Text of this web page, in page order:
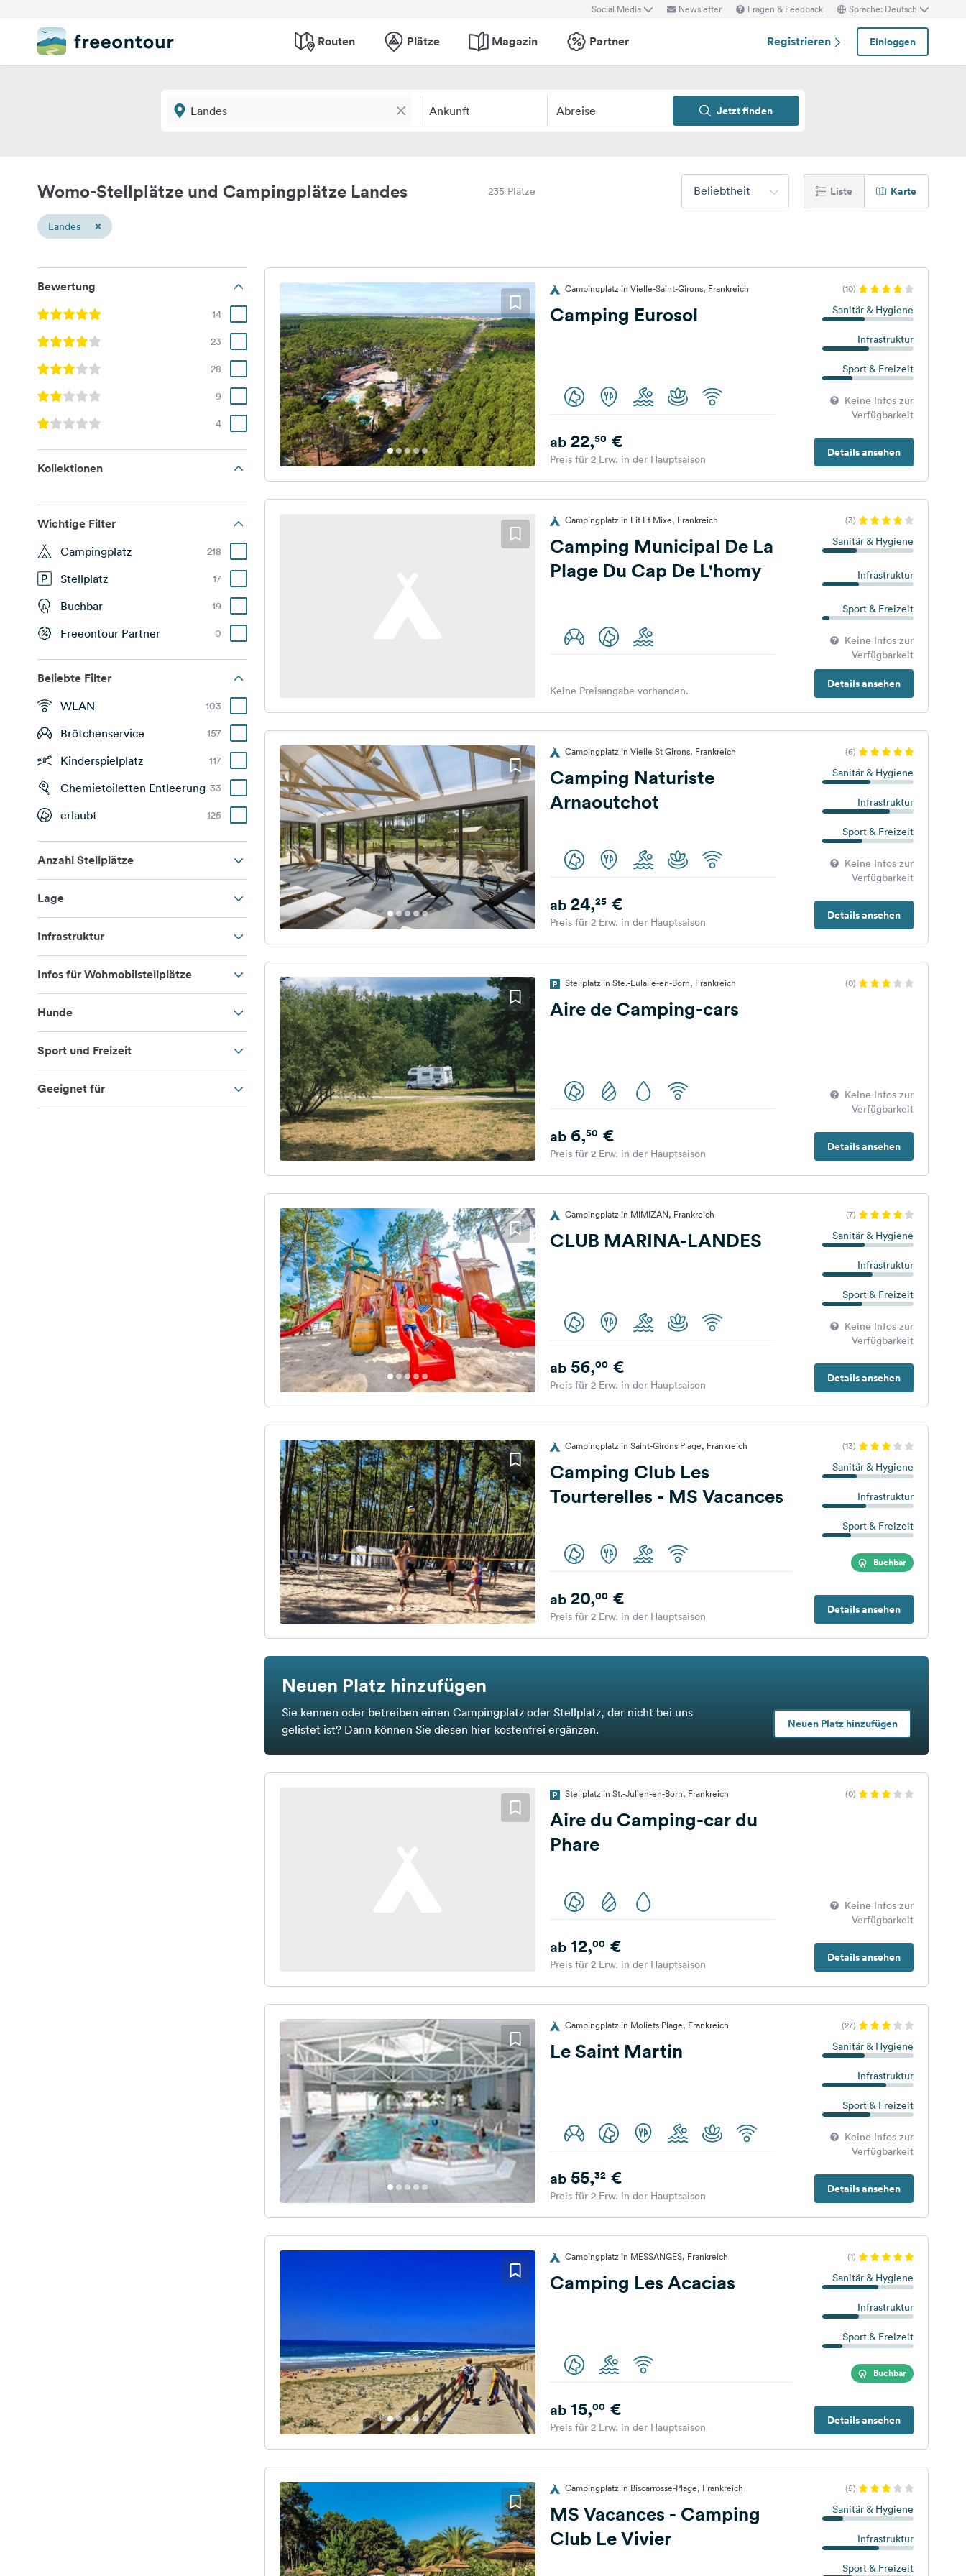
Social Media Newsletter Fragen & Feedback Sprache: Deutsch
Routen Plätze Magazin Partner Registrieren Einloggen
Ankunft Abreise Jetzt finden
Womo-Stellplätze und Campingplätze Landes 235 Plätze Beliebtheit Liste Karte
Landes ×
Bewertung
14
23
28
9
4
Kollektionen
Wichtige Filter
Campingplatz 218
Stellplatz 17
Buchbar 19
Freeontour Partner 0
Beliebte Filter
WLAN 103
Brötchenservice 157
Kinderspielplatz 117
Chemietoiletten Entleerung 33
erlaubt 125
Anzahl Stellplätze
Lage
Infrastruktur
Infos für Wohmobilstellplätze
Hunde
Sport und Freizeit
Geeignet für
Campingplatz in Vielle-Saint-Girons, Frankreich (10)
Camping Eurosol Sanitär & Hygiene
Infrastruktur
Sport & Freizeit
Keine Infos zur
Verfügbarkeit
Details ansehen
ab22,50€
Preis für 2 Erw. in der Hauptsaison
Campingplatz in Lit Et Mixe, Frankreich (3)
Camping Municipal De La
Plage Du Cap De L'homy
Sanitär & Hygiene
Infrastruktur
Sport & Freizeit
Keine Infos zur
Verfügbarkeit
Details ansehen
Keine Preisangabe vorhanden.
Campingplatz in Vielle St Girons, Frankreich (6)
Camping Naturiste
Arnaoutchot
Sanitär & Hygiene
Infrastruktur
Sport & Freizeit
Keine Infos zur
Verfügbarkeit
Details ansehen
ab24,25€
Preis für 2 Erw. in der Hauptsaison
Stellplatz in Ste.-Eulalie-en-Born, Frankreich (0)
Aire de Camping-cars
Keine Infos zur
Verfügbarkeit
Details ansehen
ab6,50€
Preis für 2 Erw. in der Hauptsaison
Campingplatz in MIMIZAN, Frankreich (7)
CLUB MARINA-LANDES Sanitär & Hygiene
Infrastruktur
Sport & Freizeit
Keine Infos zur
Verfügbarkeit
Details ansehen
ab56,00€
Preis für 2 Erw. in der Hauptsaison
Campingplatz in Saint-Girons Plage, Frankreich (13)
Camping Club Les
Tourterelles - MS Vacances
Sanitär & Hygiene
Infrastruktur
Sport & Freizeit
Buchbar
Details ansehen
ab20,00€
Preis für 2 Erw. in der Hauptsaison
Neuen Platz hinzufügen
Sie kennen oder betreiben einen Campingplatz oder Stellplatz, der nicht bei uns
gelistet ist? Dann können Sie diesen hier kostenfrei ergänzen.
Neuen Platz hinzufügen
Stellplatz in St.-Julien-en-Born, Frankreich (0)
Aire du Camping-car du
Phare
Keine Infos zur
Verfügbarkeit
Details ansehen
ab12,00€
Preis für 2 Erw. in der Hauptsaison
Campingplatz in Moliets Plage, Frankreich (27)
Le Saint Martin Sanitär & Hygiene
Infrastruktur
Sport & Freizeit
Keine Infos zur
Verfügbarkeit
Details ansehen
ab55,32€
Preis für 2 Erw. in der Hauptsaison
Campingplatz in MESSANGES, Frankreich (1)
Camping Les Acacias Sanitär & Hygiene
Infrastruktur
Sport & Freizeit
Buchbar
Details ansehen
ab15,00€
Preis für 2 Erw. in der Hauptsaison
Campingplatz in Biscarrosse-Plage, Frankreich (5)
MS Vacances - Camping
Club Le Vivier
Sanitär & Hygiene
Infrastruktur
Sport & Freizeit